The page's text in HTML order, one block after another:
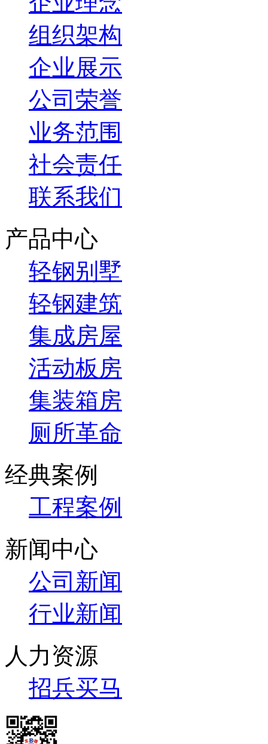
组织架构
企业展示
公司荣誉
业务范围
社会责任
联系我们
产品中心
轻钢别墅
轻钢建筑
集成房屋
活动板房
集装箱房
厕所革命
经典案例
工程案例
新闻中心
公司新闻
行业新闻
人力资源
招兵买马